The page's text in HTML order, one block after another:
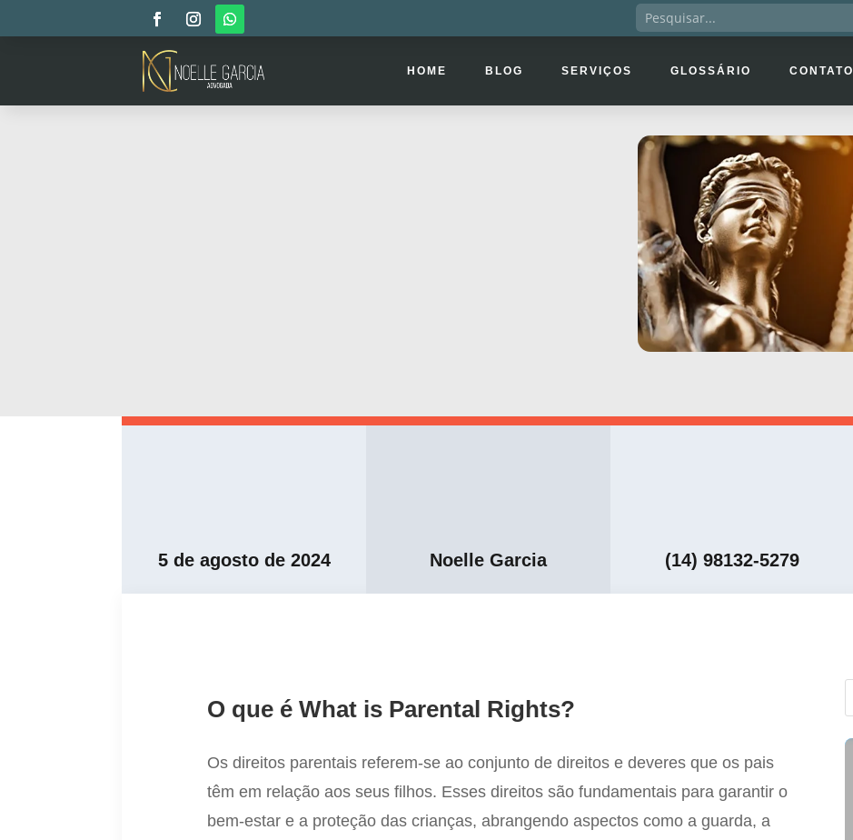
HOME BLOG SERVIÇOS GLOSSÁRIO CONTATO
5 de agosto de 2024 Noelle Garcia (14) 98132-5279
O que é What is Parental Rights?
Os direitos parentais referem-se ao conjunto de direitos e deveres que os pais
têm em relação aos seus filhos. Esses direitos são fundamentais para garantir o
bem-estar e a proteção das crianças, abrangendo aspectos como a guarda, a